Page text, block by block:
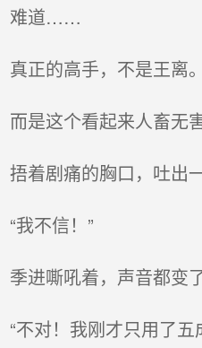
难道……
真正的高手，不是王离。
而是这个看起来人畜无
捂着剧痛的胸口，吐出
“我不信！”
季进嘶吼着，声音都变了
“不对！我刚才只用了五